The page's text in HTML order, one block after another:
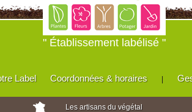
" Établissement labélisé "
Label Coordonnées & horaires |
Les artisans du végétal